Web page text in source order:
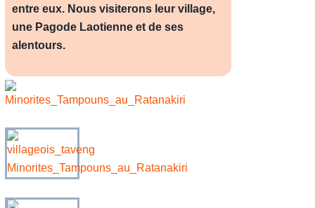
entre eux. Nous visiterons leur village,
une Pagode Laotienne et de ses
alentours.